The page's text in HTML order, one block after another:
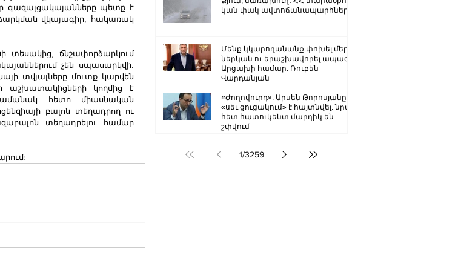
գազալցակայանները պետք է
վկայագիր, հակառակ
ճնշափորձարկում
չեն սպասարկվի:
տվյալները մուտք կարվեն
աշխատակիցների կողմից է
ժամանակ հետո միասնական
բալոն տեղադրող ու
տեղադրելու համար
կան փակ ավտոճանապարհներ
Մենք կկարողանանք փոխել մեր
ներկան ու երաշխավորել ապագա
Արցախի համար. Ռուբեն
Վարդանյան
«Ժողովուրդ». Արսեն Թորոսյանը
«սեւ ցուցակում» է հայտնվել. նրա
հետ հատուկենտ մարդիկ են
շփվում
1/3259